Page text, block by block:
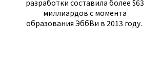
разработки составила более $63
миллиардов с момента
образования ЭббВи в 2013 году.